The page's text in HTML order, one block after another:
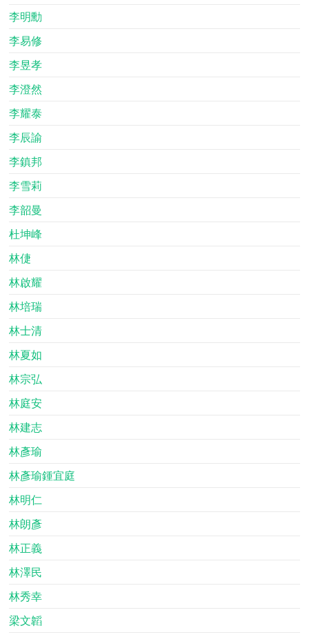
李明勳
李易修
李昱孝
李澄然
李耀泰
李辰諭
李鎮邦
李雪莉
李韶曼
杜坤峰
林倢
林啟耀
林培瑞
林士清
林夏如
林宗弘
林庭安
林建志
林彥瑜
林彥瑜鍾宜庭
林明仁
林朗彥
林正義
林澤民
林秀幸
梁文韜